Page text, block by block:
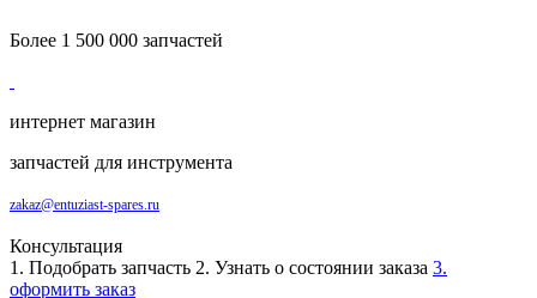
Более 1 500 000 запчастей
интернет магазин
запчастей для инструмента
zakaz@entuziast-spares.ru
Консультация
1. Подобрать запчасть 2. Узнать о состоянии заказа 3.
оформить заказ